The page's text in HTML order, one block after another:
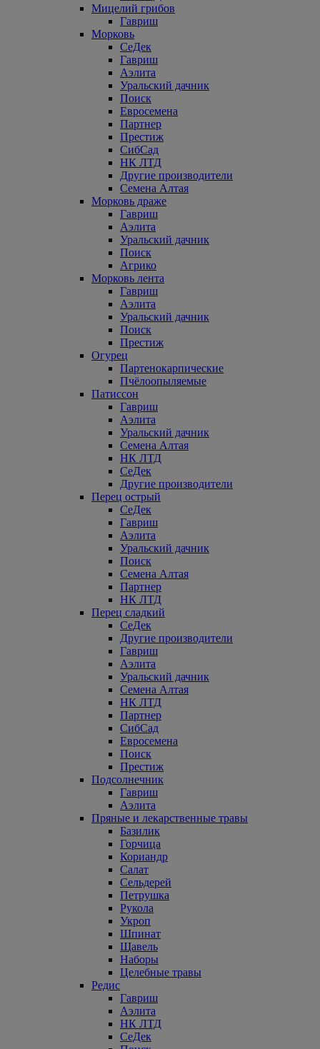
Мицелий грибов
Гавриш
Морковь
СеДек
Гавриш
Аэлита
Уральский дачник
Поиск
Евросемена
Партнер
Престиж
СибСад
НК ЛТД
Другие производители
Семена Алтая
Морковь драже
Гавриш
Аэлита
Уральский дачник
Поиск
Агрико
Морковь лента
Гавриш
Аэлита
Уральский дачник
Поиск
Престиж
Огурец
Партенокарпические
Пчёлоопыляемые
Патиссон
Гавриш
Аэлита
Уральский дачник
Семена Алтая
НК ЛТД
СеДек
Другие производители
Перец острый
СеДек
Гавриш
Аэлита
Уральский дачник
Поиск
Семена Алтая
Партнер
НК ЛТД
Перец сладкий
СеДек
Другие производители
Гавриш
Аэлита
Уральский дачник
Семена Алтая
НК ЛТД
Партнер
СибСад
Евросемена
Поиск
Престиж
Подсолнечник
Гавриш
Аэлита
Пряные и лекарственные травы
Базилик
Горчица
Кориандр
Салат
Сельдерей
Петрушка
Рукола
Укроп
Шпинат
Щавель
Наборы
Целебные травы
Редис
Гавриш
Аэлита
НК ЛТД
СеДек